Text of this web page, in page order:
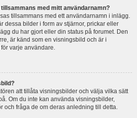
med mitt användarnamn?
tillsammans med ett användarnamn i inlägg.
dessa bilder i form av stjärnor, prickar eller
du har gjort eller din status på forumet. Den
är känd som en visningsbild och är i
varje användare.
att tillåta visningsbilder och välja vilka sätt
Om du inte kan använda visningsbilder,
och fråga de om deras anledning till detta.